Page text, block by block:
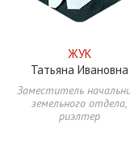
ЖУК
Татьяна Ивановна
Заместитель
земельного отдела,
риэлтер